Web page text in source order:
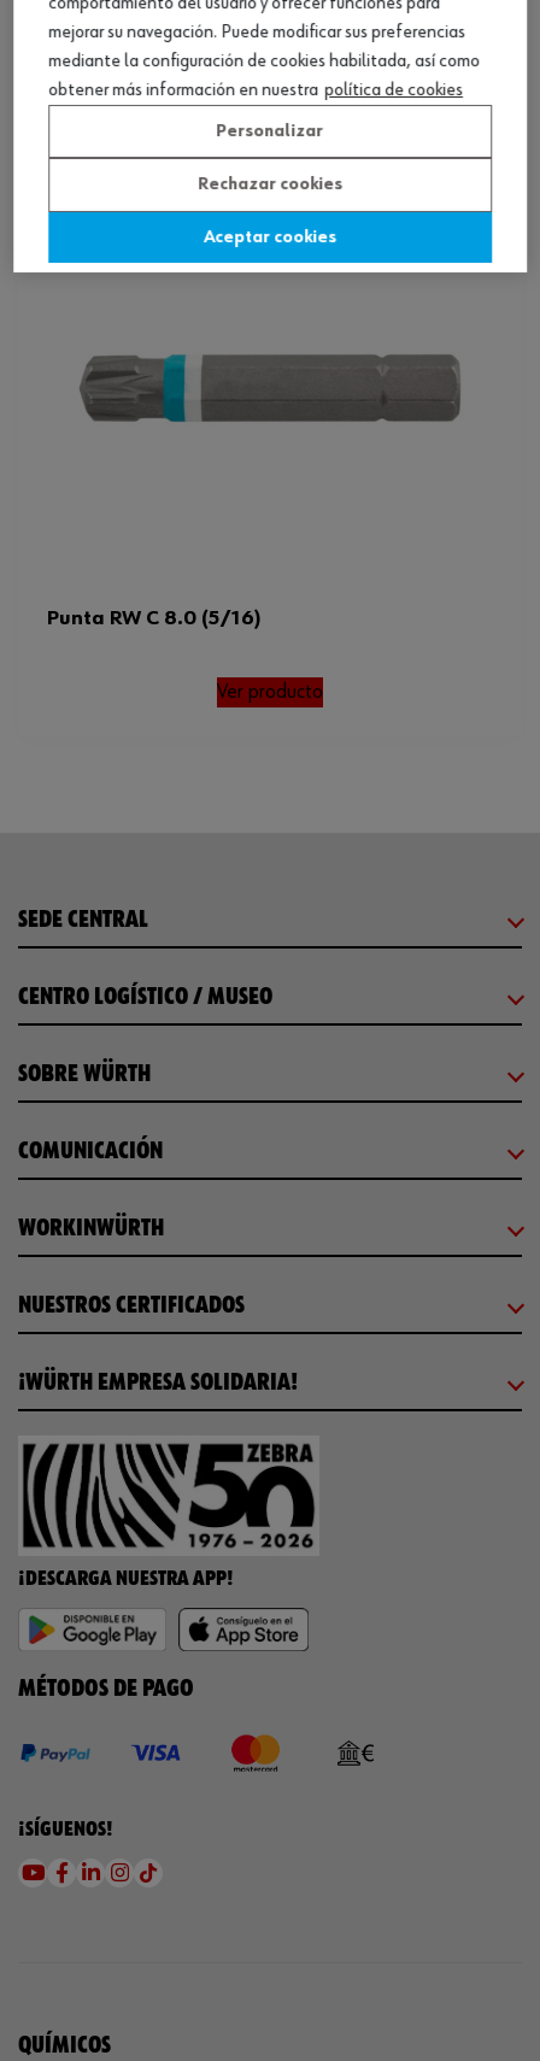
Punta RW UNF 10/32 pulgadas
Ver producto
Punta RW C 8.0 (5/16)
Ver producto
SEDE CENTRAL
CENTRO LOGÍSTICO / MUSEO
SOBRE WÜRTH
COMUNICACIÓN
WORKINWÜRTH
NUESTROS CERTIFICADOS
¡WÜRTH EMPRESA SOLIDARIA!
¡DESCARGA NUESTRA APP!
MÉTODOS DE PAGO
¡SÍGUENOS!
QUÍMICOS
mejorar su navegación. Puede modificar sus preferencias
mediante la configuración de cookies habilitada, así como
obtener más información en nuestra política de cookies
Personalizar
Rechazar cookies
Aceptar cookies